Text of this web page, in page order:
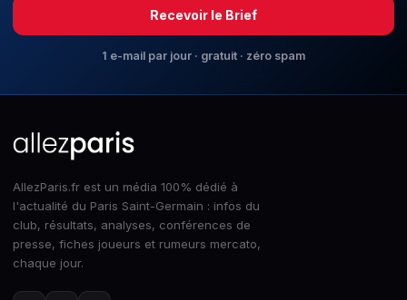
Recevoir le Brief
1 e-mail par jour · gratuit · zéro spam
AllezParis.fr est un média 100% dédié à
l'actualité du Paris Saint-Germain : infos du
club, résultats, analyses, conférences de
presse, fiches joueurs et rumeurs mercato,
chaque jour.